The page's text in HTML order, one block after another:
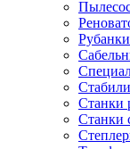
Рубанки
Станки
Станки